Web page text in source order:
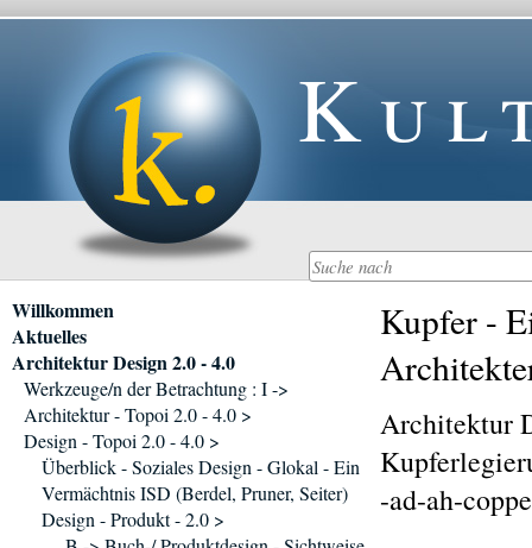
Kupfer -
Architektur
-ad-ah-
Navigation
überspringen
Willkommen
Aktuelles
Architektur Design 2.0 - 4.0
Werkzeuge/n der Betrachtung : I ->
Architektur - Topoi 2.0 - 4.0 >
Design - Topoi 2.0 - 4.0 >
Überblick - Soziales Design - Glokal - Ein
Vermächtnis ISD (Berdel, Pruner, Seiter)
Design - Produkt - 2.0 >